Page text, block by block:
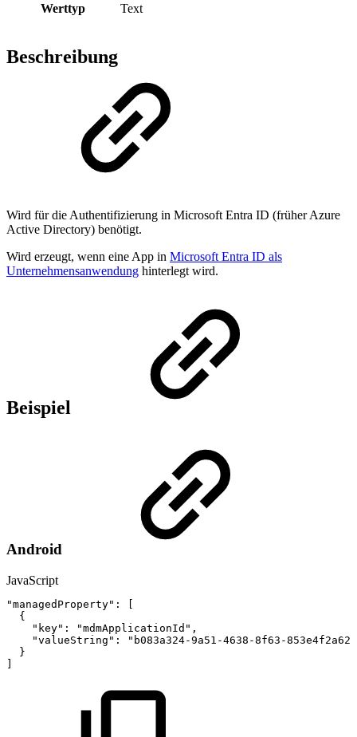
Werttyp Text
Beschreibung
Wird für die Authentifizierung in Microsoft Entra ID (früher Azure
Active Directory) benötigt.
Wird erzeugt, wenn eine App in Microsoft Entra ID als
Unternehmensanwendung hinterlegt wird.
Beispiel
Android
JavaScript
"managedProperty" :
{
"key" : "mdmApplicationId" ,
"valueString" :
"b083a324-9a51-4638-8f63-
}